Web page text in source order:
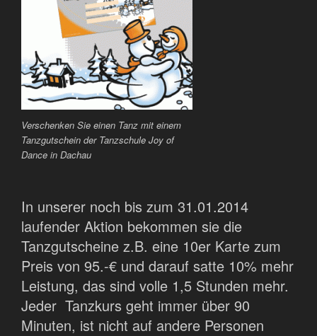
Verschenken Sie einen Tanz mit einem
Tanzgutschein der Tanzschule Joy of
Dance in Dachau
In unserer noch bis zum 31.01.2014
laufender Aktion bekommen sie die
Tanzgutscheine z.B. eine 10er Karte zum
Preis von 95.-€ und darauf satte 10% mehr
Leistung, das sind volle 1,5 Stunden mehr.
Jeder Tanzkurs geht immer über 90
Minuten, ist nicht auf andere Personen